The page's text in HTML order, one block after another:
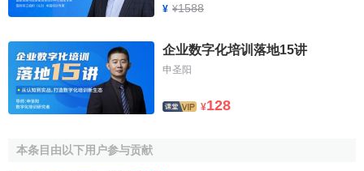
¥ ¥1588
企业数字化培训落地15讲
申圣阳
¥128
本条目由以下用户参与贡献